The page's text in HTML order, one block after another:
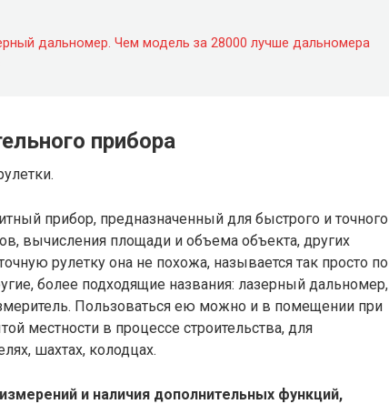
дальномер. Чем модель за 28000 лучше дальномера
прибора
прибор, предназначенный для быстрого и точного
вычисления площади и объема объекта, других
рулетку она не похожа, называется так просто по
более подходящие названия: лазерный дальномер,
Пользоваться ею можно и в помещении при
местности в процессе строительства, для
шахтах, колодцах.
и наличия дополнительных функций,